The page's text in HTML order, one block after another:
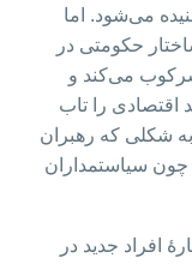
می‌شود. اما
حکومتی در
می‌کند و
اقتصادی را تاب
به شکلی که رهبران
چون سیاستمداران
افراد جدید در